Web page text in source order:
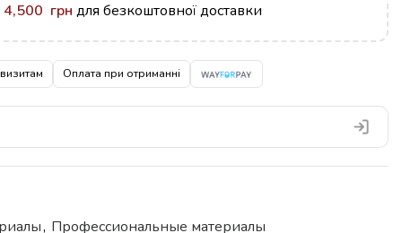
4,500 грн для безкоштовної доставки
Оплата при отриманні
, Профессиональные материалы